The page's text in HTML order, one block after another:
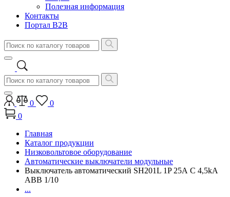
Полезная информация
Контакты
Портал B2B
0
0
0
Главная
Каталог продукции
Низковольтовое оборудование
Автоматические выключатели модульные
Выключатель автоматический SH201L 1P 25А C 4,5kA
ABB 1/10
...